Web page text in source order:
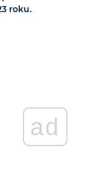
roku.
ad